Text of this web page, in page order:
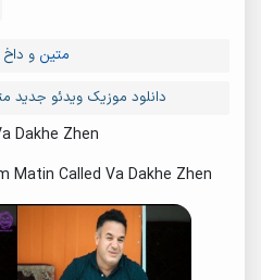
متین و
دانلود موزیک ویدئو جدید
Dakhe Zhen
Matin Called Va Dakhe Zhen